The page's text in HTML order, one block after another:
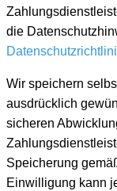
die
Wir speichern
ausdrücklich
sicheren
Speicherung
Einwilligung kann